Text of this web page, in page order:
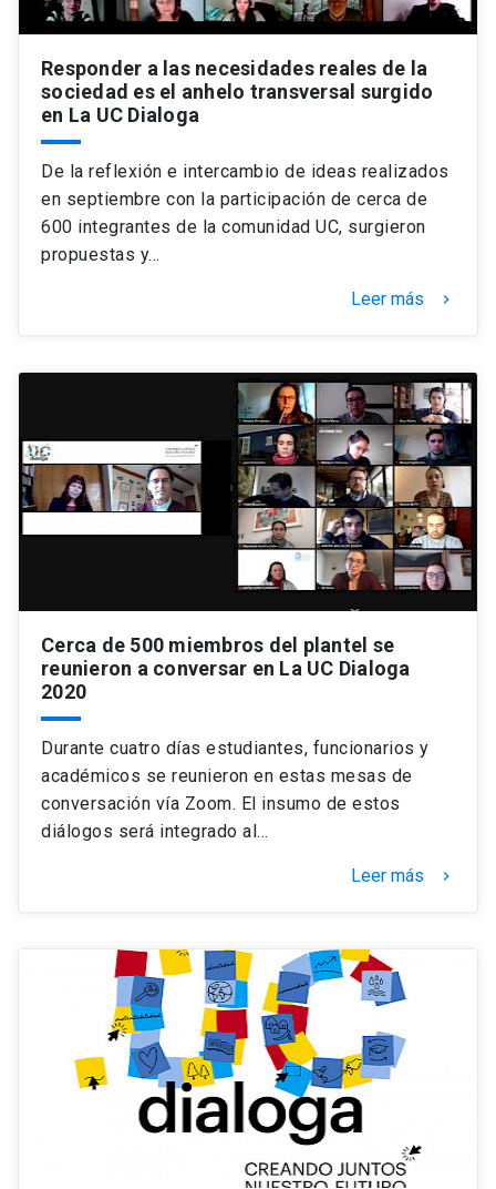
Responder a las necesidades reales de la
sociedad es el anhelo transversal surgido
en La UC Dialoga
De la reflexión e intercambio de ideas realizados
en septiembre con la participación de cerca de
600 integrantes de la comunidad UC, surgieron
propuestas y…
Leer más keyboard_arrow_right
Cerca de 500 miembros del plantel se
reunieron a conversar en La UC Dialoga
2020
Durante cuatro días estudiantes, funcionarios y
académicos se reunieron en estas mesas de
conversación vía Zoom. El insumo de estos
diálogos será integrado al…
Leer más keyboard_arrow_right